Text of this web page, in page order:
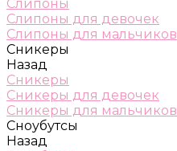
Слипоны
Слипоны для девочек
Слипоны для мальчиков
Сникеры
Назад
Сникеры
Сникеры для девочек
Сникеры для мальчиков
Сноубутсы
Назад